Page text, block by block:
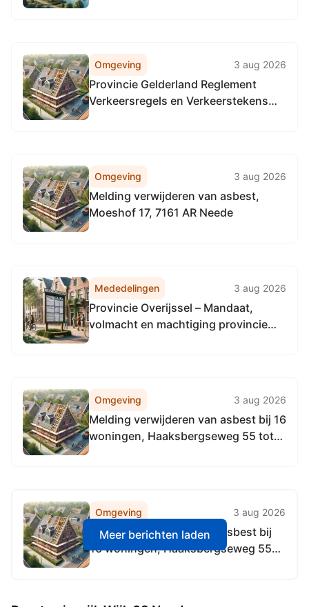
Omgeving 3 aug 2026
Provincie Gelderland Reglement
Verkeersregels en Verkeerstekens
Omgeving 3 aug 2026
Melding verwijderen van asbest,
Moeshof 17, 7161 AR Neede
Mededelingen 3 aug 2026
Provincie Overijssel – Mandaat,
volmacht en machtiging provincie
Omgeving 3 aug 2026
Melding verwijderen van asbest bij 16
woningen, Haaksbergseweg 55 tot
Omgeving 3 aug 2026
Melding verwijderen van asbest bij
16 woningen, Haaksbergseweg 55
Meer berichten laden